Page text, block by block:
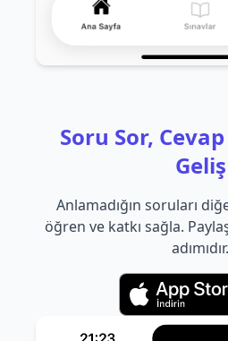
Soru Sor,
Geliş
Anlamadığın soruları
öğren ve katkı sağla.
adımıdır.